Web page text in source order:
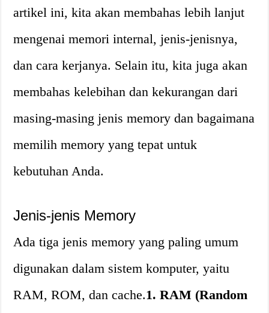
artikel ini, kita akan membahas lebih lanjut
mengenai memori internal, jenis-jenisnya,
dan cara kerjanya. Selain itu, kita juga akan
membahas kelebihan dan kekurangan dari
masing-masing jenis memory dan bagaimana
memilih memory yang tepat untuk
kebutuhan Anda.
Jenis-jenis Memory
Ada tiga jenis memory yang paling umum
digunakan dalam sistem komputer, yaitu
RAM, ROM, dan cache.1. RAM (Random